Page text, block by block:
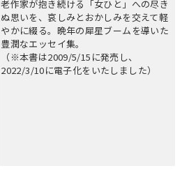
老作家が抱き続ける「女ひと」への尽き
ぬ思いを、哀しみとおかしみを交えて軽
やかに綴る。晩年の犀星ブームを導いた
豊潤なエッセイ集。
（※本書は2009/5/15に発売し、
2022/3/10に電子化をいたしました）